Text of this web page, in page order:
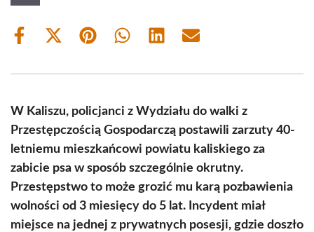
Share
Share
(Twitter)
Share Share Share Share
W Kaliszu, policjanci z Wydziału do walki z
Przestępczością Gospodarczą postawili zarzuty 40-
letniemu mieszkańcowi powiatu kaliskiego za
zabicie psa w sposób szczególnie okrutny.
Przestępstwo to może grozić mu karą pozbawienia
wolności od 3 miesięcy do 5 lat. Incydent miał
miejsce na jednej z prywatnych posesji, gdzie doszło